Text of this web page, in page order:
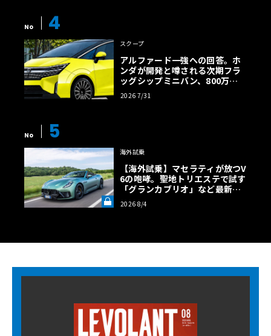
No 4
スクープ
アルファード一強への回答。ホ
ンダが開発と噂される次期フラ
ッグシップミニバン、800万円
超の勝算【予想CG】
2026 7/31
No 5
海外試乗
【海外試乗】マセラティが放つV
6の咆哮。聖地トリエステで試す
「グランカブリオ」など最新ト
ロフェオ3台の官能評価《LE VO
LANT LAB》
2026 8/4